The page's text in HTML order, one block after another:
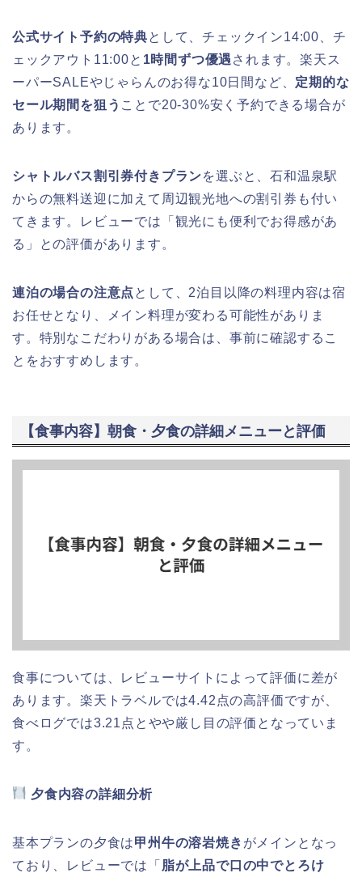
公式サイト予約の特典として、チェックイン14:00、チ
ェックアウト11:00と 1時間ずつ優遇 されます。楽天ス
ーパーSALEやじゃらんのお得な10日間など、 定期的な
セール期間を狙う ことで20-30%安く予約できる場合が
あります。
シャトルバス割引券付きプランを選ぶと、石和温泉駅
からの無料送迎に加えて周辺観光地への割引券も付い
てきます。レビューでは「観光にも便利でお得感があ
る」との評価があります。
連泊の場合の注意点 として、2泊目以降の料理内容は宿
お任せとなり、メイン料理が変わる可能性がありま
す。特別なこだわりがある場合は、事前に確認するこ
とをおすすめします。
【食事内容】朝食・夕食の詳細メニューと評価
食事については、レビューサイトによって評価に差が
あります。楽天トラベルでは4.42点の高評価ですが、
食べログでは3.21点とやや厳し目の評価となっていま
す。
夕食内容の詳細分析
基本プランの夕食は甲州牛の溶岩焼き がメインとなっ
ており、レビューでは「 脂が上品で口の中でとろけ